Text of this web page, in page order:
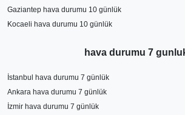
Gaziantep hava durumu 10 günlük
Kocaeli hava durumu 10 günlük
hava durumu 7
İstanbul hava durumu 7 günlük
Ankara hava durumu 7 günlük
İzmir hava durumu 7 günlük